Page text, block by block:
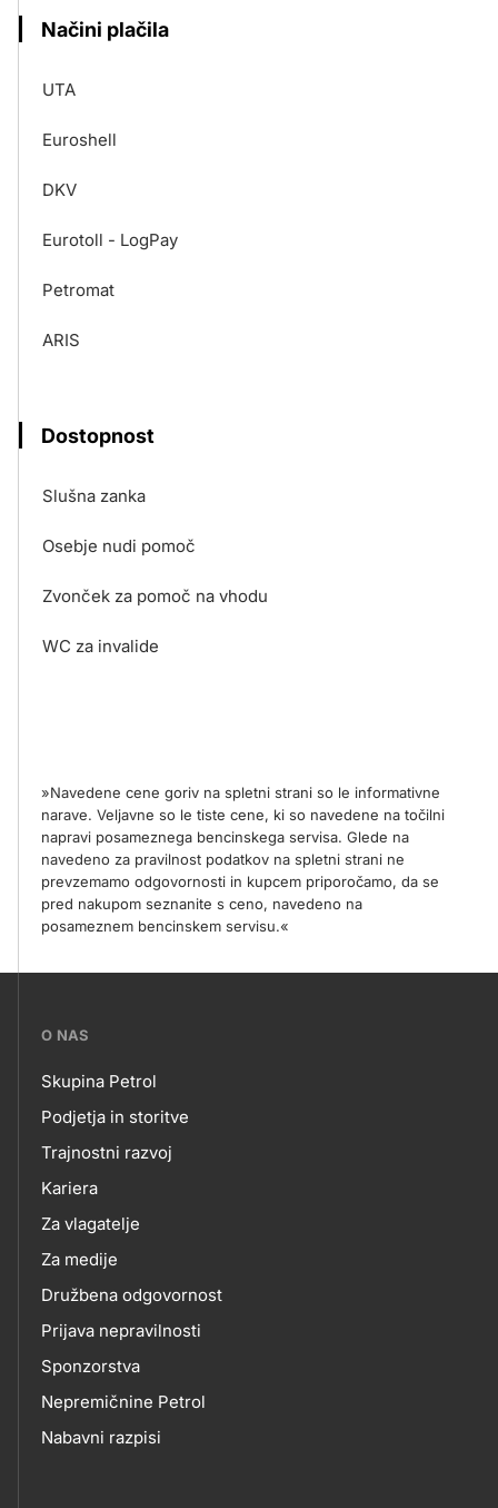
Načini plačila
UTA
Euroshell
DKV
Eurotoll - LogPay
Petromat
ARIS
Dostopnost
Slušna zanka
Osebje nudi pomoč
Zvonček za pomoč na vhodu
WC za invalide
»Navedene cene goriv na spletni strani so le informativne
narave. Veljavne so le tiste cene, ki so navedene na točilni
napravi posameznega bencinskega servisa. Glede na
navedeno za pravilnost podatkov na spletni strani ne
prevzemamo odgovornosti in kupcem priporočamo, da se
pred nakupom seznanite s ceno, navedeno na
posameznem bencinskem servisu.«
???
skupno.footer-
title???
O NAS
O
NAS
Skupina Petrol
Podjetja in storitve
Trajnostni razvoj
Kariera
Za vlagatelje
Za medije
Družbena odgovornost
Prijava nepravilnosti
Sponzorstva
Nepremičnine Petrol
Nabavni razpisi